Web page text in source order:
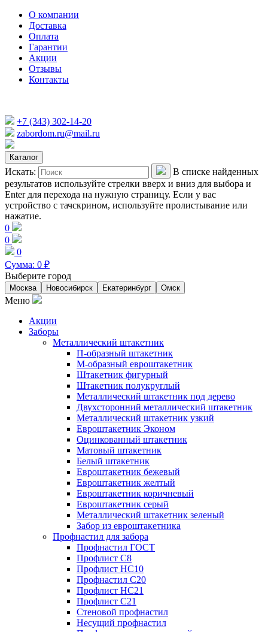
О компании
Доставка
Оплата
Гарантии
Акции
Отзывы
Контакты
+7 (343) 302-14-20
zabordom.ru@mail.ru
Каталог
Искать:
В списке найденных
результатов используйте стрелки вверх и вниз для выбора и
Enter для перехода на нужную страницу. Если у вас
устройство с тачскрином, используйте пролистывание или
нажатие.
0
0
0
Сумма: 0 ₽
Выберите город
Москва Новосибирск Екатеринбург Омск
Меню
Акции
Заборы
Металлический штакетник
П-образный штакетник
М-образный евроштакетник
Штакетник фигурный
Штакетник полукруглый
Металлический штакетник под дерево
Двухсторонний металлический штакетник
Металлический штакетник узкий
Евроштакетник Эконом
Оцинкованный штакетник
Матовый штакетник
Белый штакетник
Евроштакетник бежевый
Евроштакетник желтый
Евроштакетник коричневый
Евроштакетник серый
Металлический штакетник зеленый
Забор из евроштакетника
Профнастил для забора
Профнастил ГОСТ
Профлист С8
Профлист НС10
Профнастил С20
Профлист НС21
Профлист С21
Стеновой профнастил
Несущий профнастил